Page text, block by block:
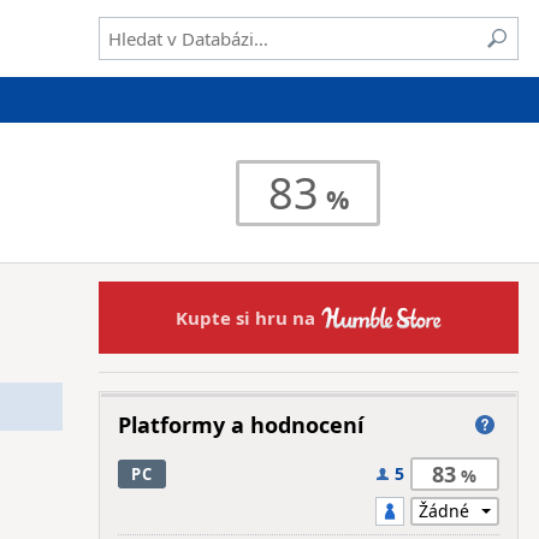
83
Kupte si hru na
Platformy a hodnocení
PC 5 83